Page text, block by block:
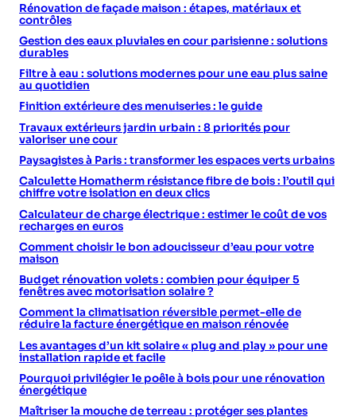
Rénovation de façade maison : étapes, matériaux et
contrôles
Gestion des eaux pluviales en cour parisienne : solutions
durables
Filtre à eau : solutions modernes pour une eau plus saine
au quotidien
Finition extérieure des menuiseries : le guide
Travaux extérieurs jardin urbain : 8 priorités pour
valoriser une cour
Paysagistes à Paris : transformer les espaces verts urbains
Calculette Homatherm résistance fibre de bois : l’outil qui
chiffre votre isolation en deux clics
Calculateur de charge électrique : estimer le coût de vos
recharges en euros
Comment choisir le bon adoucisseur d’eau pour votre
maison
Budget rénovation volets : combien pour équiper 5
fenêtres avec motorisation solaire ?
Comment la climatisation réversible permet-elle de
réduire la facture énergétique en maison rénovée
Les avantages d’un kit solaire « plug and play » pour une
installation rapide et facile
Pourquoi privilégier le poêle à bois pour une rénovation
énergétique
Maîtriser la mouche de terreau : protéger ses plantes